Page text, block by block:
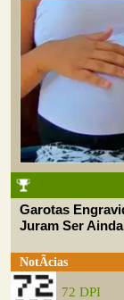
Garotas
Juram Ser
NotÃ­cias
72 DPI